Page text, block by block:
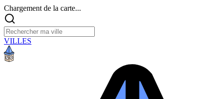
Chargement de la carte...
VILLES